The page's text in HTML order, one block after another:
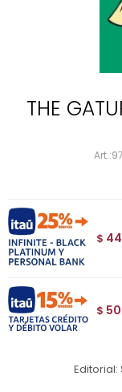
THE GATURROS BRUTISH ENGLISH
$
$
Editorial: